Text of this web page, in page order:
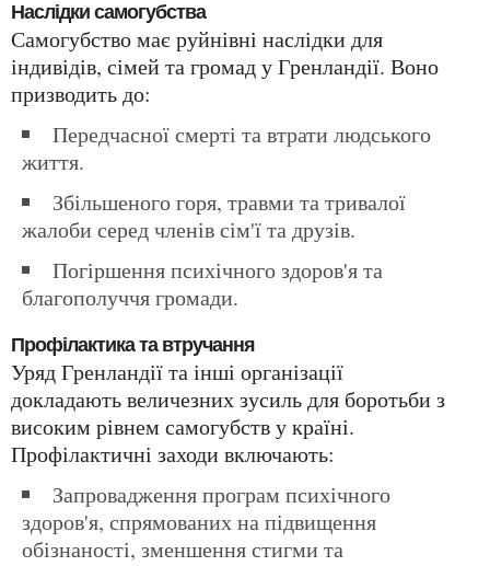
Наслідки самогубства
Самогубство має руйнівні наслідки для
індивідів, сімей та громад у Гренландії. Воно
призводить до:
Передчасної смерті та втрати людського
життя.
Збільшеного горя, травми та тривалої
жалоби серед членів сім'ї та друзів.
Погіршення психічного здоров'я та
благополуччя громади.
Профілактика та втручання
Уряд Гренландії та інші організації
докладають величезних зусиль для боротьби з
високим рівнем самогубств у країні.
Профілактичні заходи включають:
Запровадження програм психічного
здоров'я, спрямованих на підвищення
обізнаності, зменшення стигми та